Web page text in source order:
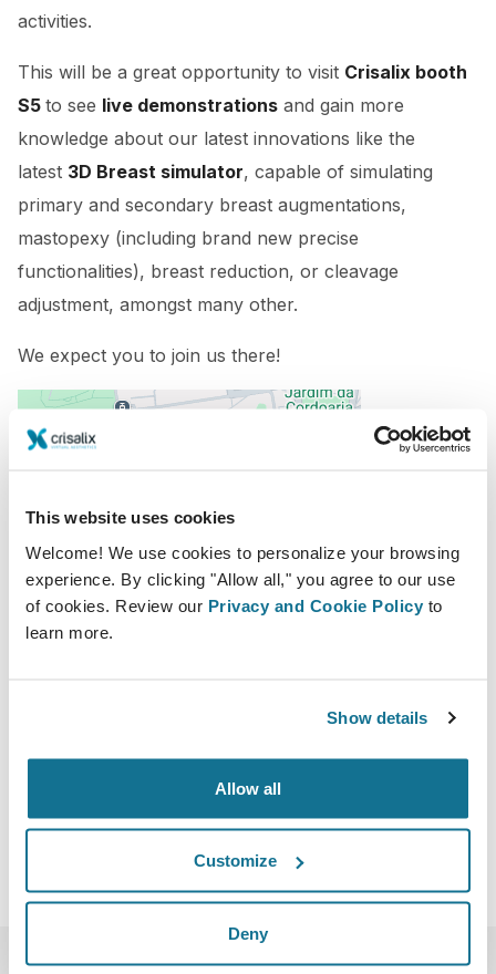
This website uses cookies
Welcome! We use cookies to personalize your browsing
experience. By clicking "Allow all," you agree to our use
of cookies. Review our Privacy and Cookie Policy to
learn more.
Show details
Allow all
Customize
Deny
activities.
This will be a great opportunity to visit Crisalix booth
S5 to see live demonstrations and gain more
knowledge about our latest innovations like the
latest 3D Breast simulator, capable of simulating
primary and secondary breast augmentations,
mastopexy (including brand new precise
functionalities), breast reduction, or cleavage
adjustment, amongst many other.
We expect you to join us there!
05-10-2022 - 07-10-2022
Alfândega do Porto
Tai iCal